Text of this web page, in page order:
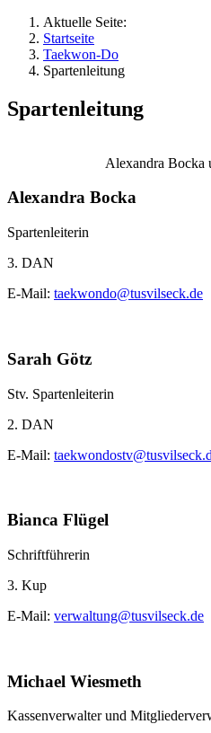
Aktuelle Seite:
Startseite
Taekwon-Do
Spartenleitung
Spartenleitung
Alexandra Bocka
Alexandra Bocka
Spartenleiterin
3. DAN
E-Mail: taekwondo@tusvilseck.de
Sarah Götz
Stv. Spartenleiterin
2. DAN
E-Mail:
Bianca Flügel
Schriftführerin
3. Kup
E-Mail: verwaltung@tusvilseck.de
Michael Wiesmeth
Kassenverwalter und